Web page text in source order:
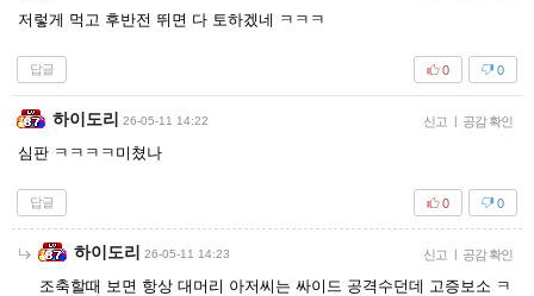
저렇게 먹고 후반전 뛰면 다 토하겠네 ㅋㅋㅋ
답글 0
0
하이도리 26-05-11 14:22 신고 | 공감 확인
심판 ㅋㅋㅋㅋ미쳤나
답글 0
0
하이도리 26-05-11 14:23 신고 | 공감 확인
조축할때 보면 항상 대머리 아저씨는 싸이드 공격수던데 고증보소 ㅋ